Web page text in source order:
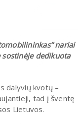
nariai
dedikuota
dalyvių kvotų –
tad į šventę
Lietuvos.